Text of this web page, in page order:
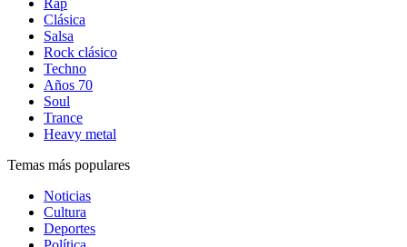
Rap
Clásica
Salsa
Rock clásico
Techno
Años 70
Soul
Trance
Heavy metal
Temas más populares
Noticias
Cultura
Deportes